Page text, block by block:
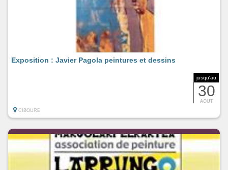
jusqu'au
30
AOUT
Exposition : Javier Pagola peintures et dessins
CIBOURE